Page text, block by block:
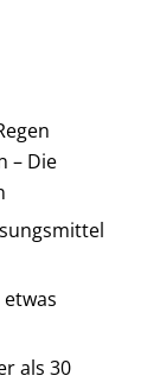
– Die
als 30